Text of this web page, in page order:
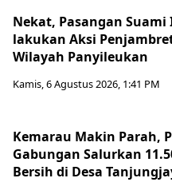
Nekat, Pasangan Suami
lakukan Aksi
Wilayah Panyileukan
Kamis, 6 Agustus 2026, 1:41 PM
Kemarau Makin Parah,
Gabungan Salurkan
Bersih di Desa